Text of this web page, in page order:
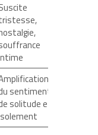
sentiment
solitude et